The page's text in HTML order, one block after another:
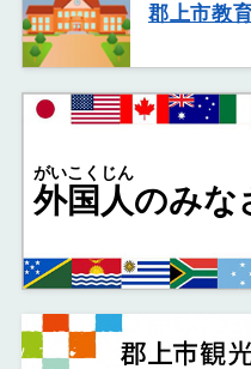
郡上市教
外国人
がいこくじん
のみな